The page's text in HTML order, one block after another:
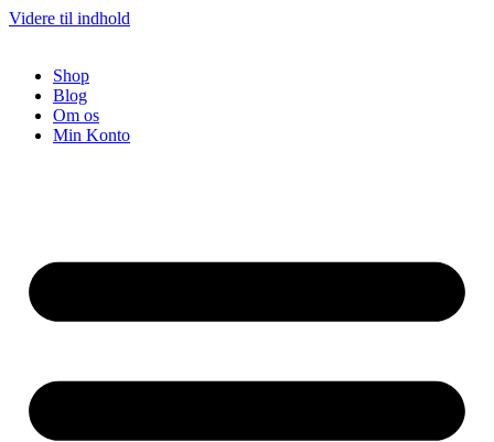
Videre til indhold
Shop
Blog
Om os
Min Konto